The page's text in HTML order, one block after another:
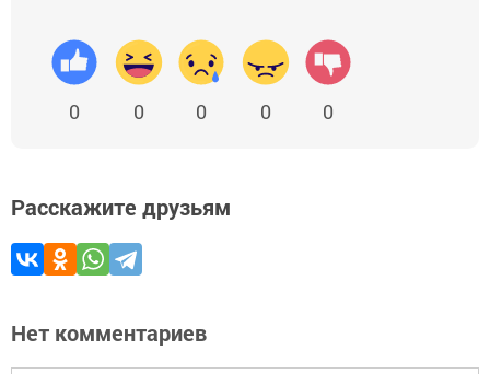
0 0 0 0 0
Расскажите друзьям
Нет комментариев